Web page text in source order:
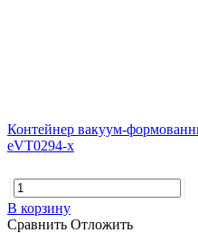
Контейнер вакуум-
eVT0294-x
В корзину
Сравнить Отложить